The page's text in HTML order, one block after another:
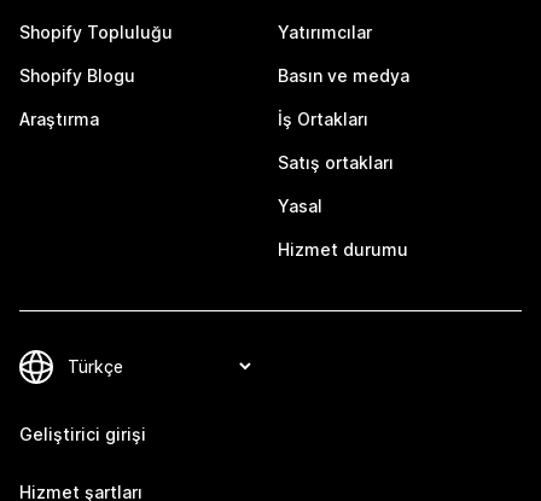
Shopify Topluluğu
Shopify Blogu
Araştırma
Yatırımcılar
Basın ve medya
İş Ortakları
Satış ortakları
Yasal
Hizmet durumu
Geliştirici girişi
Hizmet şartları